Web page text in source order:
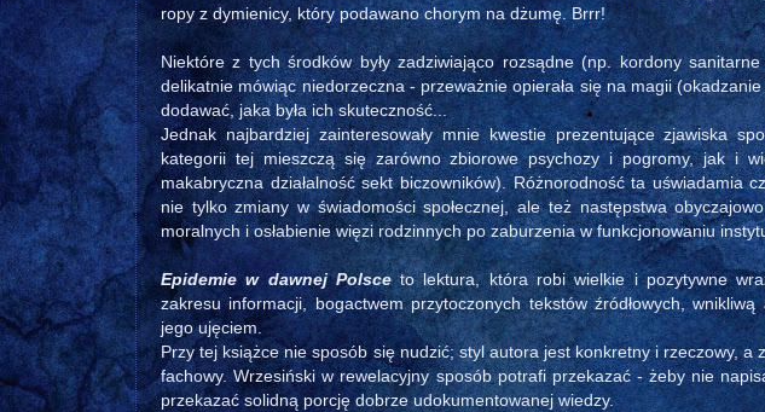
ropy z dymienicy, który podawano chorym na dżumę. Brrr!
Niektóre z tych środków były zadziwiająco rozsądne (np. kordony
delikatnie mówiąc niedorzeczna - przeważnie opierała się na magii
dodawać, jaka była ich skuteczność...
Jednak najbardziej zainteresowały mnie kwestie prezentujące zjawiska
kategorii tej mieszczą się zarówno zbiorowe psychozy i pogromy, jak i
makabryczna działalność sekt biczowników). Różnorodność ta uświadamia
nie tylko zmiany w świadomości społecznej, ale też następstwa
moralnych i osłabienie więzi rodzinnych po zaburzenia w funkcjonowaniu
Epidemie w dawnej Polsceto lektura, która robi wielkie i pozytywne
zakresu informacji, bogactwem przytoczonych tekstów źródłowych,
jego ujęciem.
Przy tej książce nie sposób się nudzić; styl autora jest konkretny i rzeczowy, a
fachowy. Wrzesiński w rewelacyjny sposób potrafi przekazać - żeby nie
przekazać solidną porcję dobrze udokumentowanej wiedzy.